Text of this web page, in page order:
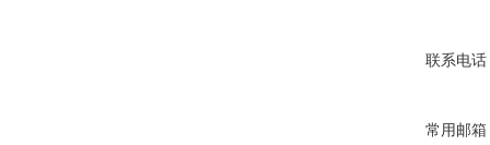
联系电话
常用邮箱